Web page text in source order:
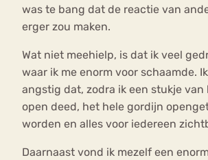
was te bang dat de reactie van
erger zou maken.
Wat niet meehielp, is dat ik veel
waar ik me enorm voor schaamde.
angstig dat, zodra ik een stukje van
open deed, het hele gordijn
worden en alles voor iedereen
Daarnaast vond ik mezelf een